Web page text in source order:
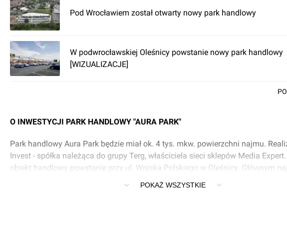
Pod Wrocławiem został otwarty nowy park handlowy
W podwrocławskiej Oleśnicy powstanie nowy park handlowy
[WIZUALIZACJE]
O INWESTYCJI PARK HANDLOWY "AURA PARK"
Park handlowy Aura Park będzie miał ok. 4 tys. mkw. powierzchni najmu.
Invest - spółka należąca do grupy Terg, właściciela sieci sklepów Media
obiekt handlowy powstanie przy ul. Wojska Polskiego w Oleśnicy. Głównym
Aura Park Oleśnica będzie elektromarket sieci Media Expert.
POKAŻ WSZYSTKIE